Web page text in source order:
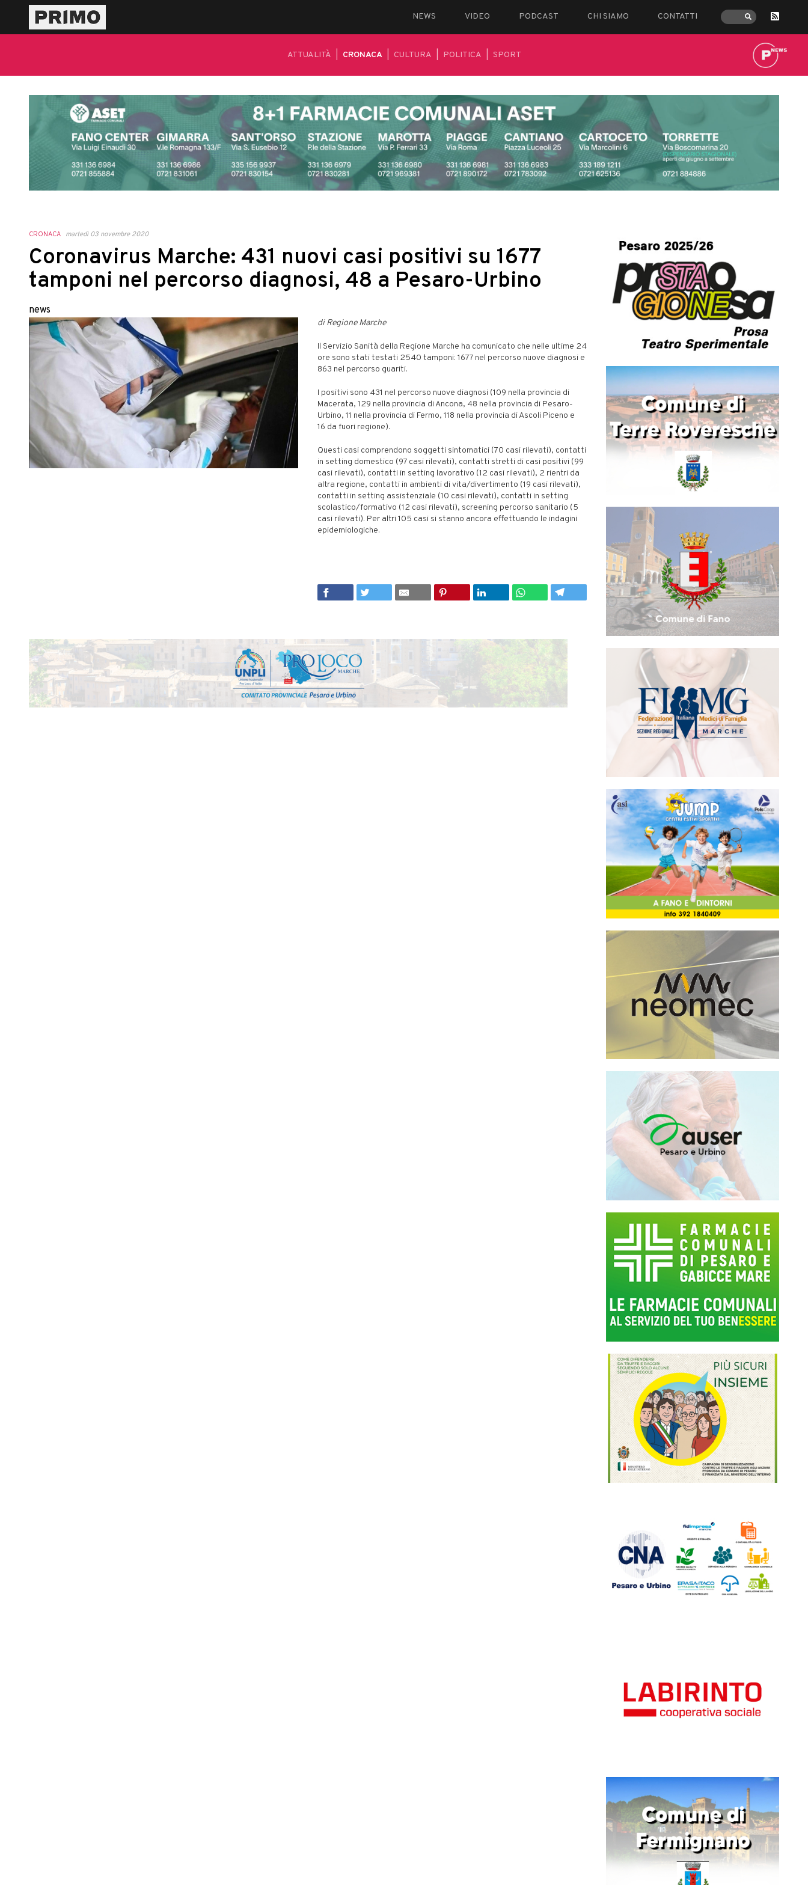
NEWS VIDEO PODCAST CHI SIAMO CONTATTI
ATTUALITÀ CRONACA CULTURA POLITICA SPORT
CRONACA martedì 03 novembre 2020
Coronavirus Marche: 431 nuovi casi positivi su 1677
tamponi nel percorso diagnosi, 48 a Pesaro-Urbino
news
di Regione Marche
Il Servizio Sanità della Regione Marche ha comunicato che nelle ultime 24
ore sono stati testati 2540 tamponi: 1677 nel percorso nuove diagnosi e
863 nel percorso guariti.
I positivi sono 431 nel percorso nuove diagnosi (109 nella provincia di
Macerata, 129 nella provincia di Ancona, 48 nella provincia di Pesaro-
Urbino, 11 nella provincia di Fermo, 118 nella provincia di Ascoli Piceno e
16 da fuori regione).
Questi casi comprendono soggetti sintomatici (70 casi rilevati), contatti
in setting domestico (97 casi rilevati), contatti stretti di casi positivi (99
casi rilevati), contatti in setting lavorativo (12 casi rilevati), 2 rientri da
altra regione, contatti in ambienti di vita/divertimento (19 casi rilevati),
contatti in setting assistenziale (10 casi rilevati), contatti in setting
scolastico/formativo (12 casi rilevati), screening percorso sanitario (5
casi rilevati). Per altri 105 casi si stanno ancora effettuando le indagini
epidemiologiche.